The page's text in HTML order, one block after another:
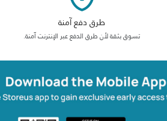
طرق دفع آمنة
تسوق بثقة لأن طرق الدفع عبر الإنترنت آمنة.